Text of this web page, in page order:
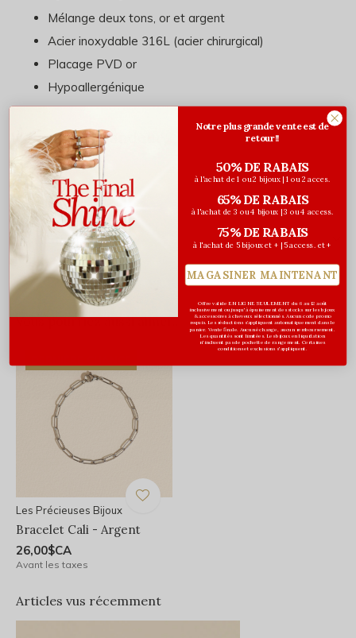
Mélange deux tons, or et argent
Acier inoxydable 316L (acier chirurgical)
Placage PVD or
Hypoallergénique
Charte de grandeur
Consultez-laici
Évaluations
0/ 5
Vous pourriez aussi aimer...
Les Précieuses Bijoux
Bracelet Cali - Argent
26,00$CA
Avant les taxes
Articles vus récemment
Notre plus grande vente est de
retour!!
50% DE RABAIS
à l'achat de 1 ou 2 bijoux | 1 ou 2 acces.
65% DE RABAIS
à l'achat de 3 ou 4 bijoux | 3 ou 4 access.
75% DE RABAIS
à l'achat de 5 bijoux et + | 5 access. et +
MAGASINER MAINTENANT
Offre valide EN LIGNE SEULEMENT du 6 au 12 août
inclusivement ou jusqu'à épuisement des stocks sur les bijoux
& accessoires à cheveux sélectionnés. Aucun code promo
requis. Les réductions s’appliquent automatiquement dans le
panier. Vente finale. Aucun échange, aucun remboursement.
Les quantités sont limitées. Les bijoux en liquidation
n'incluent pas de pochette de rangement. Certaines
conditions et exclusions s'appliquent.